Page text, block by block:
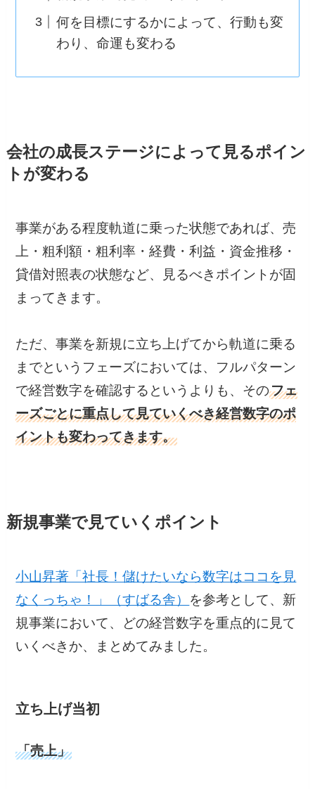
何を目標にするかによって、行動も変
わり、命運も変わる
会社の成長ステージによって見るポイン
トが変わる
事業がある程度軌道に乗った状態であれば、売
上・粗利額・粗利率・経費・利益・資金推移・
貸借対照表の状態など、見るべきポイントが固
まってきます。
ただ、事業を新規に立ち上げてから軌道に乗る
までというフェーズにおいては、フルパターン
で経営数字を確認するというよりも、そのフェ
ーズごとに重点して見ていくべき経営数字のポ
イントも変わってきます。
新規事業で見ていくポイント
小山昇著「社長！儲けたいなら数字はココを見
なくっちゃ！」（すばる舎） を参考として、新
規事業において、どの経営数字を重点的に見て
いくべきか、まとめてみました。
立ち上げ当初
「売上」